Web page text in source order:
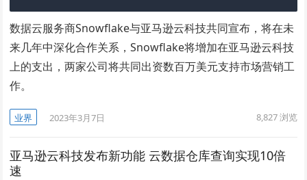
数据云服务商Snowflake与亚马逊云科技共同宣布，将在未
来几年中深化合作关系，Snowflake将增加在亚马逊云科技
上的支出，两家公司将共同出资数百万美元支持市场营销工
作。
业界 2023年3月7日 8,827浏览
亚马逊云科技发布新功能 云数据仓库查询实现10倍
速